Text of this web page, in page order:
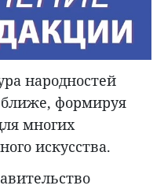
народностей
ближе, формируя
многих
искусства.